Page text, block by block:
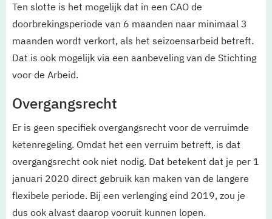
Ten slotte is het mogelijk dat in een CAO de
doorbrekingsperiode van 6 maanden naar minimaal 3
maanden wordt verkort, als het seizoensarbeid betreft.
Dat is ook mogelijk via een aanbeveling van de Stichting
voor de Arbeid.
Overgangsrecht
Er is geen specifiek overgangsrecht voor de verruimde
ketenregeling. Omdat het een verruim betreft, is dat
overgangsrecht ook niet nodig. Dat betekent dat je per 1
januari 2020 direct gebruik kan maken van de langere
flexibele periode. Bij een verlenging eind 2019, zou je
dus ook alvast daarop vooruit kunnen lopen.